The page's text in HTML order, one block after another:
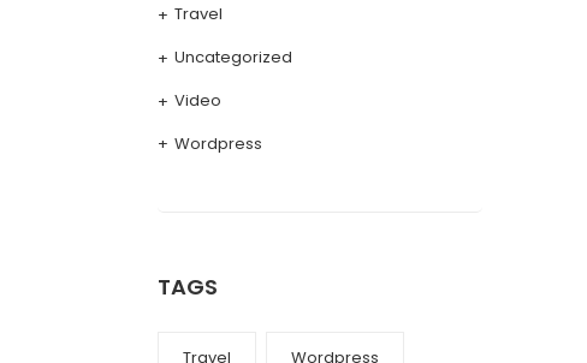
Travel
Uncategorized
Video
Wordpress
TAGS
Travel Wordpress